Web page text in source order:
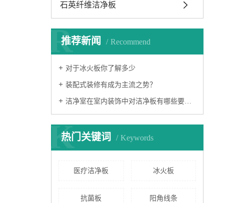
石英纤维洁净板
推荐新闻 Recommend
R
对于冰火板你了解多少
装配式装修有成为主流之势？
洁净室在室内装饰中对洁净板有哪些要求？
热门关键词 Keywords
K
医疗洁净板 冰火板
抗菌板 阳角线条